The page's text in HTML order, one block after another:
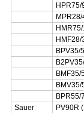
HMF28/
BPV35/
BPR55/
Sauer
PV90R